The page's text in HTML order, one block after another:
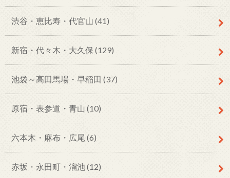
渋谷・恵比寿・代官山 (41)
新宿・代々木・大久保 (129)
池袋～高田馬場・早稲田 (37)
原宿・表参道・青山 (10)
六本木・麻布・広尾 (6)
赤坂・永田町・溜池(12)